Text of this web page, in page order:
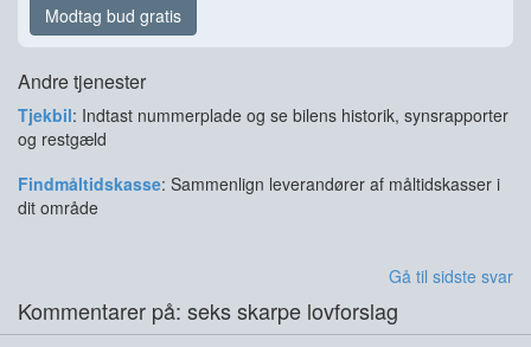
Modtag bud gratis
Andre tjenester
Tjekbil: Indtast nummerplade og se bilens historik, synsrapporter
og restgæld
Findmåltidskasse: Sammenlign leverandører af måltidskasser i
dit område
Gå til sidste svar
Kommentarer på: seks skarpe lovforslag